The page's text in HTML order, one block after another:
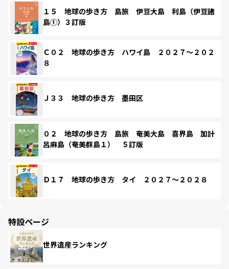
１５ 地球の歩き方 島旅 伊豆大島 利島（伊豆諸
島①）３訂版
Ｃ０２ 地球の歩き方 ハワイ島 ２０２７～２０２
８
Ｊ３３ 地球の歩き方 墨田区
０２ 地球の歩き方 島旅 奄美大島 喜界島 加計
呂麻島（奄美群島１） ５訂版
Ｄ１７ 地球の歩き方 タイ ２０２７～２０２８
特設ページ
世界遺産ランキング